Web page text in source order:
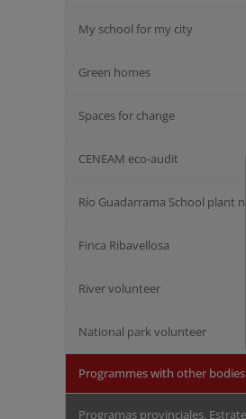
My school for my city
Green homes
Spaces for change
CENEAM eco-audit
Río Guadarrama School plant
Finca Ribavellosa
River volunteer
National park volunteer
Programmes with other bodies
Programas provinciales.